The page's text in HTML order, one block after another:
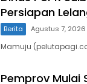
Persiapan
Berita Agustus 7, 2026
Mamuju
Pemprov Mulai